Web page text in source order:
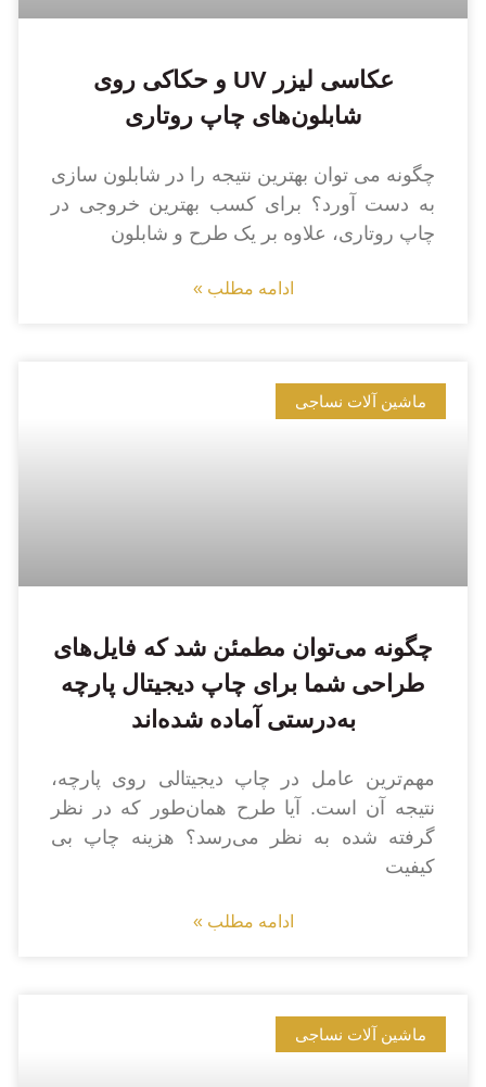
عکاسی لیزر UV و حکاکی روی
شابلون‌های چاپ روتاری
چگونه می توان بهترین نتیجه را در شابلون سازی
به دست آورد؟ برای کسب بهترین خروجی در
چاپ روتاری، علاوه بر یک طرح و شابلون
ادامه مطلب »
ماشین آلات نساجی
چگونه می‌توان مطمئن شد که فایل‌های
طراحی شما برای چاپ دیجیتال پارچه
به‌درستی آماده شده‌اند
مهم‌ترین عامل در چاپ دیجیتالی روی پارچه،
نتیجه آن است. آیا طرح همان‌طور که در نظر
گرفته شده به نظر می‌رسد؟ هزینه چاپ بی
کیفیت
ادامه مطلب »
ماشین آلات نساجی